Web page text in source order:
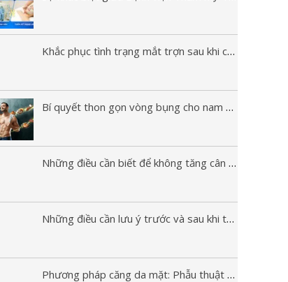
Khắc phục tình trạng mắt trợn sau khi cắt mí
Bí quyết thon gọn vòng bụng cho nam giới
Những điều cần biết để không tăng cân trở lại sau phẫu thuật hút mỡ
Những điều cần lưu ý trước và sau khi thực hiện hút mỡ
Phương pháp căng da mặt: Phẫu thuật và không phẫu thuật